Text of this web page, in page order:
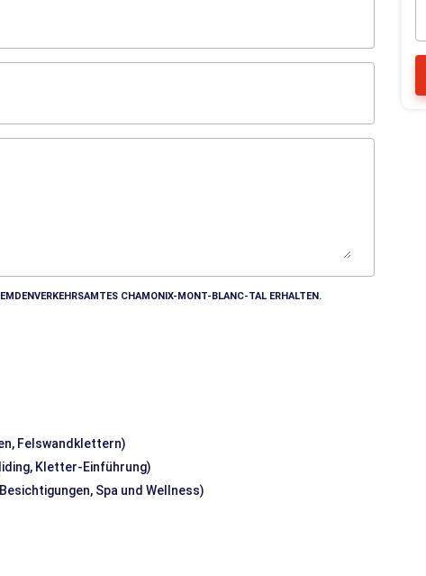
CHAMONIX-MONT-BLANC-TAL ERHALTEN.
Felswandklettern)
Kletter-Einführung)
Spa und Wellness)